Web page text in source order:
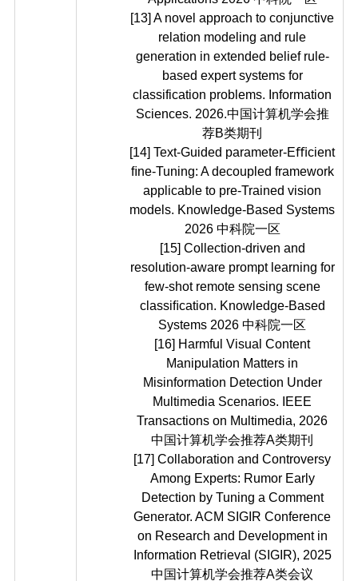
[13] A novel approach to conjunctive
relation modeling and rule
generation in extended belief rule-
based expert systems for
classification problems. Information
Sciences. 2026.中国计算机学会推
荐B类期刊
[14] Text-Guided parameter-Eﬃcient
ﬁne-Tuning: A decoupled framework
applicable to pre-Trained vision
models. Knowledge-Based Systems
2026 中科院一区
[15] Collection-driven and
resolution-aware prompt learning for
few-shot remote sensing scene
classiﬁcation. Knowledge-Based
Systems 2026 中科院一区
[16] Harmful Visual Content
Manipulation Matters in
Misinformation Detection Under
Multimedia Scenarios. IEEE
Transactions on Multimedia, 2026
中国计算机学会推荐A类期刊
[17] Collaboration and Controversy
Among Experts: Rumor Early
Detection by Tuning a Comment
Generator. ACM SIGIR Conference
on Research and Development in
Information Retrieval (SIGIR), 2025
中国计算机学会推荐A类会议